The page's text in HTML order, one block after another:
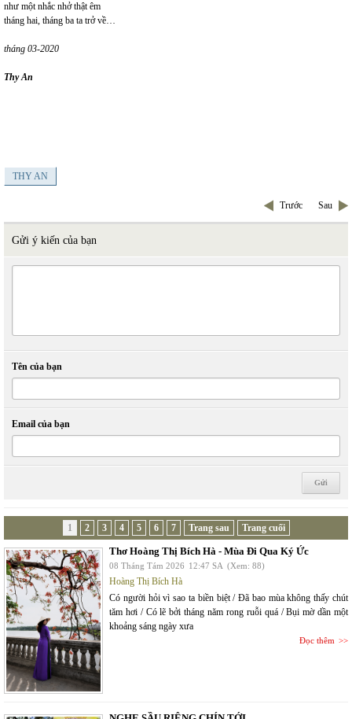
như một nhắc nhở thật êm
tháng hai, tháng ba ta trở về…
tháng 03-2020
Thy An
THY AN
Trước Sau
Gửi ý kiến của bạn
Tên của bạn
Email của bạn
1 2 3 4 5 6 7 Trang sau Trang cuối
Thơ Hoàng Thị Bích Hà - Mùa Đi Qua Ký Ức
08 Tháng Tám 2026 12:47 SA (Xem: 88)
Hoàng Thị Bích Hà
Có người hỏi vì sao ta biền biệt / Đã bao mùa không thấy chút
tăm hơi / Có lẽ bởi tháng năm rong ruỗi quá / Bụi mờ dần một
khoảng sáng ngày xưa
Đọc thêm